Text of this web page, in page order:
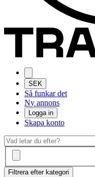
SEK
Så funkar det
Ny annons
Logga in
Skapa konto
Filtrera efter kategori